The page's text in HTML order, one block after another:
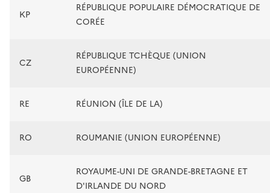
KP
RÉPUBLIQUE POPULAIRE DÉMOCRATIQUE DE
CORÉE
CZ
RÉPUBLIQUE TCHÈQUE (UNION
EUROPÉENNE)
RE RÉUNION (ÎLE DE LA)
RO ROUMANIE (UNION EUROPÉENNE)
GB
ROYAUME-UNI DE GRANDE-BRETAGNE ET
D'IRLANDE DU NORD